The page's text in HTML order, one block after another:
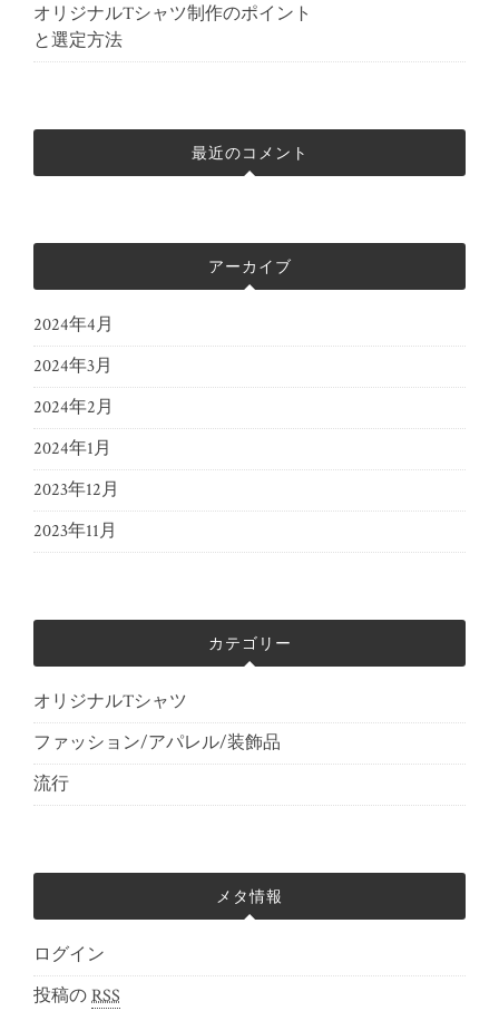
オリジナルTシャツ制作のポイント
と選定方法
最近のコメント
アーカイブ
2024年4月
2024年3月
2024年2月
2024年1月
2023年12月
2023年11月
カテゴリー
オリジナルTシャツ
ファッション/アパレル/装飾品
流行
メタ情報
ログイン
投稿のRSS